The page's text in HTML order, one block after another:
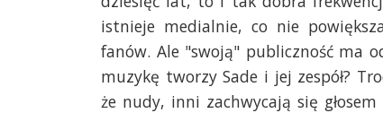
istnieje medialnie, co nie
fanów. Ale "swoją" publiczność ma
muzykę tworzy Sade i jej zespół?
że nudy, inni zachwycają się